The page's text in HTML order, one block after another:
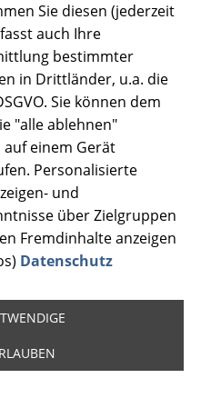
Sie diesen (jederzeit
auch Ihre
bestimmter
in Drittländer, u.a. die
Sie können dem
"alle ablehnen"
einem Gerät
Personalisierte
und
über Zielgruppen
Fremdinhalte anzeigen
Datenschutz